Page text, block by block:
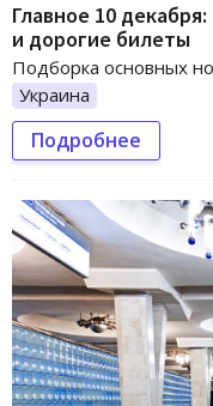
Главное 10
и дорогие билеты
Подборка основных
Украина
Подробнее